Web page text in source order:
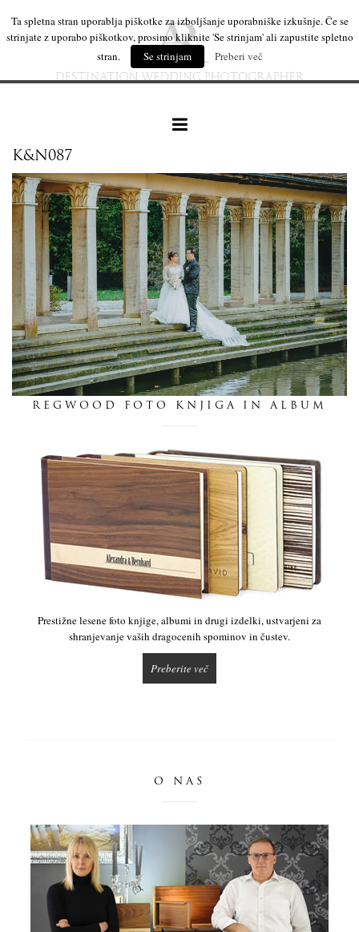
naše delo
leseni izdelki
mi
dnevnik
K&N087
REGWOOD FOTO KNJIGA IN ALBUM
Prestižne lesene foto knjige, albumi in drugi izdelki, ustvarjeni za
shranjevanje vaših dragocenih spominov in čustev.
Preberite več
O NAS
Ta spletna stran uporablja piškotke za izboljšanje uporabniške izkušnje. Če se
strinjate z uporabo piškotkov, prosimo kliknite 'Se strinjam' ali zapustite spletno
stran.
Se strinjam Preberi več